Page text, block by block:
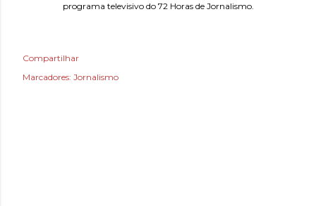
programa televisivo do 72 Horas de Jornalismo.
Compartilhar
Marcadores: Jornalismo